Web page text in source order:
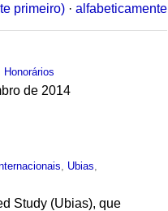
primeiro) · alfabeticamente
Honorários
de 2014
Ubias
Study (Ubias), que